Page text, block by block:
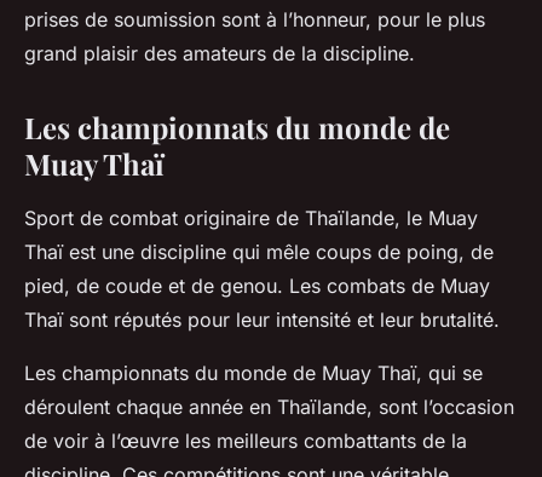
prises de soumission sont à l’honneur, pour le plus
grand plaisir des amateurs de la discipline.
Les championnats du monde de
Muay Thaï
Sport de combat originaire de Thaïlande, le Muay
Thaï est une discipline qui mêle coups de poing, de
pied, de coude et de genou. Les combats de Muay
Thaï sont réputés pour leur intensité et leur brutalité.
Les championnats du monde de Muay Thaï, qui se
déroulent chaque année en Thaïlande, sont l’occasion
de voir à l’œuvre les meilleurs combattants de la